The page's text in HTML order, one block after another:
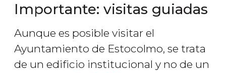
Importante: visitas guiadas
Aunque es posible visitar el
Ayuntamiento de Estocolmo, se trata
de un edificio institucional y no de un